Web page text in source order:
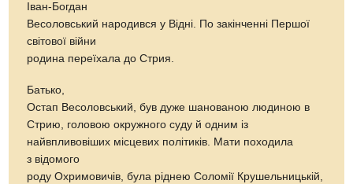
Іван-Богдан
Весоловський народився у Відні. По закінченні Першої
світової війни
родина переїхала до Стрия.
Батько,
Остап Весоловський, був дуже шанованою людиною в
Стрию, головою окружного суду й одним із
найвпливовіших місцевих політиків. Мати походила
з відомого
роду Охримовичів, була ріднею Соломії Крушельницькій,